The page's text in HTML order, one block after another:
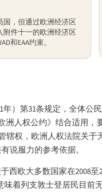
国，但通过欧洲经济区
附件十一的欧洲经济区
和EAA约束。
年）第31条规定，全体
洲人权公约》结合适用
权，欧洲人权法院关
说服力的参考依据。
西欧大多数国家在2008至
着列支敦士登居民目前